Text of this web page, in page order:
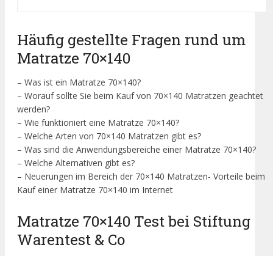
Häufig gestellte Fragen rund um
Matratze 70×140
– Was ist ein Matratze 70×140?
– Worauf sollte Sie beim Kauf von 70×140 Matratzen geachtet
werden?
– Wie funktioniert eine Matratze 70×140?
– Welche Arten von 70×140 Matratzen gibt es?
– Was sind die Anwendungsbereiche einer Matratze 70×140?
– Welche Alternativen gibt es?
– Neuerungen im Bereich der 70×140 Matratzen- Vorteile beim
Kauf einer Matratze 70×140 im Internet
Matratze 70×140 Test bei Stiftung
Warentest & Co